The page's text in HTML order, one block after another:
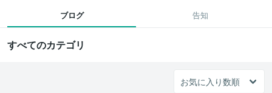
ブログ 告知
すべてのカテゴリ